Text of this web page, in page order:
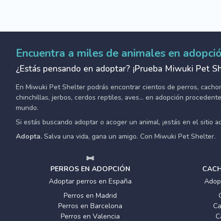
Encuentra a miles de animales en
¿Estás pensando en adoptar? ¡Prueba Miwuki Pet
En Miwuki Pet Shelter podrás encontrar cientos de perros,
chinchillas, jerbos, cerdos reptiles, aves... en adopción
mundo.
Si estás buscando adoptar o acoger un animal, ¡estás en el sitio
Adopta. Salva una vida, gana un amigo. Con Miwuki Pet Shelter.
PERROS EN ADOPCIÓN
Adoptar perros en España
Perros en Madrid
Perros en Barcelona
Perros en Valencia